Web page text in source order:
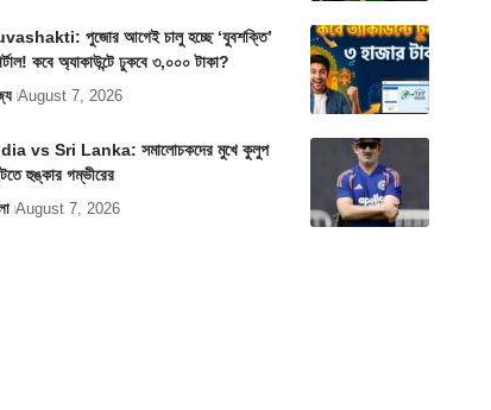
পুজোর আগেই চালু হচ্ছে ‘যুবশক্তি’
কবে অ্যাকাউন্টে ঢুকবে ৩,০০০ টাকা?
August 7, 2026
vs Sri Lanka: সমালোচকদের মুখে কুলুপ
হুঙ্কার গম্ভীরের
August 7, 2026